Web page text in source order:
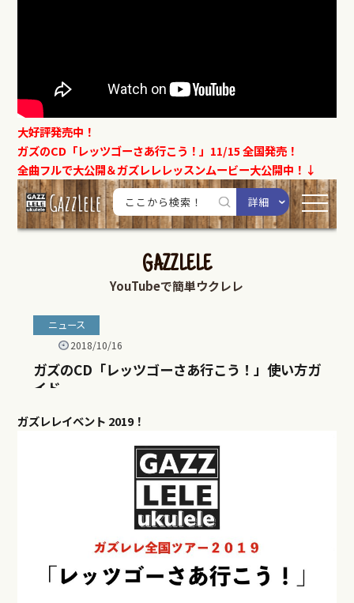
大好評発売中！
ガズのCD「レッツゴーさあ行こう！」11/15 全国発売！
全曲フルで大公開＆ガズレレレッスンムービー大公開中！↓
ガズレレイベント 2019！